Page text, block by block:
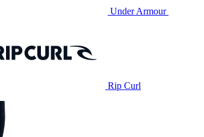
Under Armour
Rip Curl